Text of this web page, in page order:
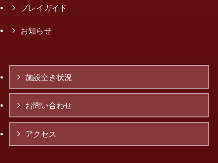
プレイガイド
お知らせ
施設空き状況
お問い合わせ
アクセス